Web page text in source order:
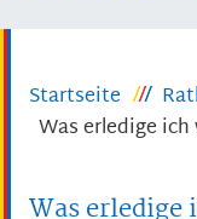
Startseite
Was erledige ich
Was erledige